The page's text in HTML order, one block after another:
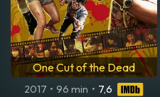
One Cut of the Dead
2017 • 96 min • 7,6